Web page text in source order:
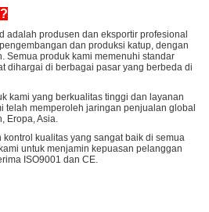
adalah produsen dan eksportir profesional
dan produksi katup, dengan
Semua produk kami memenuhi standar
dihargai di berbagai pasar yang berbeda di
kami yang berkualitas tinggi dan layanan
telah memperoleh jaringan penjualan global
Eropa, Asia.
kualitas yang sangat baik di semua
untuk menjamin kepuasan pelanggan
ISO9001 dan CE.